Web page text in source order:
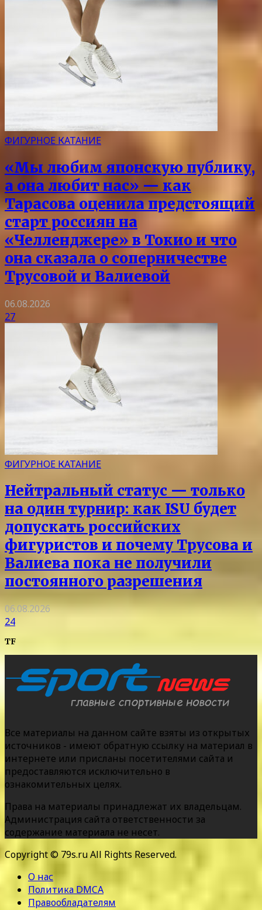
ФИГУРНОЕ КАТАНИЕ
«Мы любим японскую публику,
а она любит нас» — как
Тарасова оценила предстоящий
старт россиян на
«Челленджере» в Токио и что
она сказала о соперничестве
Трусовой и Валиевой
06.08.2026
27
ФИГУРНОЕ КАТАНИЕ
Нейтральный статус — только
на один турнир: как ISU будет
допускать российских
фигуристов и почему Трусова и
Валиева пока не получили
постоянного разрешения
06.08.2026
24
TF
Все материалы на данном сайте взяты из открытых
источников - имеют обратную ссылку на материал в
интернете или присланы посетителями сайта и
предоставляются исключительно в
ознакомительных целях.
Права на материалы принадлежат их владельцам.
Администрация сайта ответственности за
содержание материала не несет.
Copyright © 79s.ru All Rights Reserved.
О нас
Политика DMCA
Правообладателям